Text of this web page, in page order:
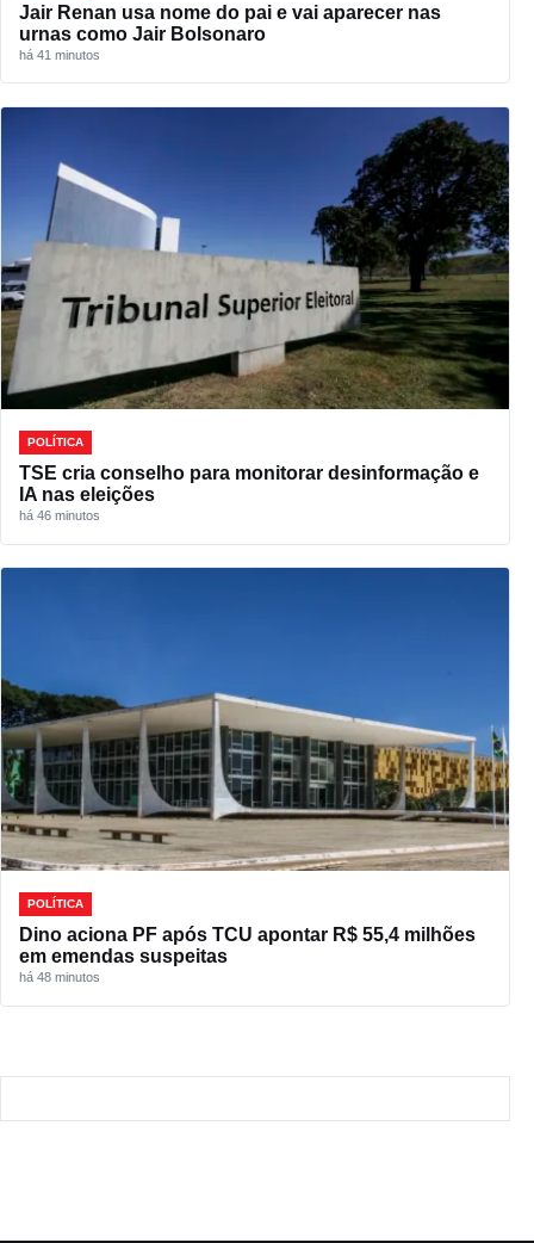
Jair Renan usa nome do pai e vai aparecer nas
urnas como Jair Bolsonaro
há 41 minutos
POLÍTICA
TSE cria conselho para monitorar desinformação e
IA nas eleições
há 46 minutos
POLÍTICA
Dino aciona PF após TCU apontar R$ 55,4 milhões
em emendas suspeitas
há 48 minutos